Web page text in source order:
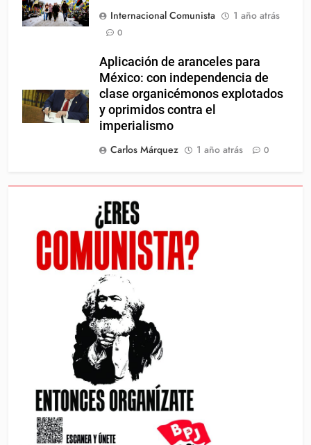
Internacional Comunista
1 año atrás
0
Aplicación de aranceles para
México: con independencia de
clase organicémonos explotados
y oprimidos contra el
imperialismo
Carlos Márquez
1 año atrás 0